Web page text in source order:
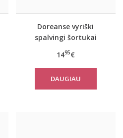
Doreanse vyriški
spalvingi šortukai
1495€
DAUGIAU